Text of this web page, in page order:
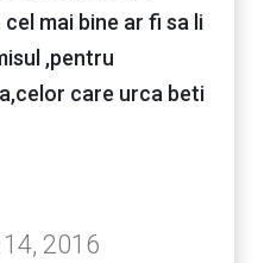
mai bine ar fi sa li
,pentru
care urca beti
2016